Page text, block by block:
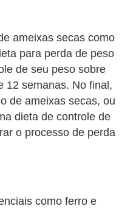
ameixas secas como
para perda de peso
de seu peso sobre
12 semanas. No final,
de ameixas secas, ou
dieta de controle de
o processo de perda
como ferro e